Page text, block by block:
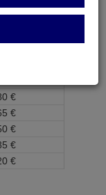
IP67 CC
€
€
€
€
€